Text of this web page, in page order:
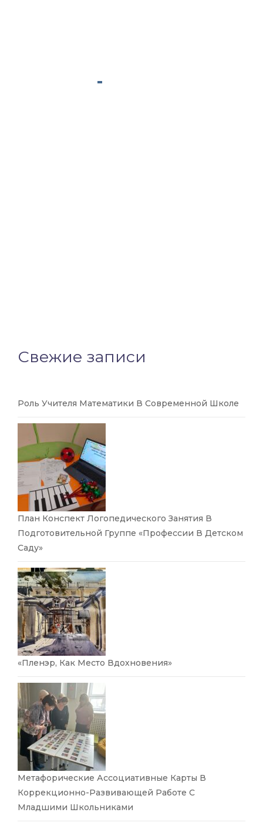
Свежие записи
Роль Учителя Математики В Современной Школе
План Конспект Логопедического Занятия В
Подготовительной Группе «Профессии В Детском
Саду»
«Пленэр, Как Место Вдохновения»
Метафорические Ассоциативные Карты В
Коррекционно-Развивающей Работе С
Младшими Школьниками